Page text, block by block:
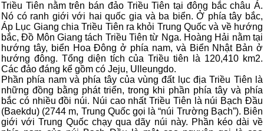
Triều Tiên nằm trên bán đảo Triều Tiên tại đông bắc châu Á.
Nó có ranh giới với hai quốc gia và ba biển. Ở phía tây bắc,
Áp Lục Giang chia Triều Tiên ra khỏi Trung Quốc và về hướng
bắc, Đồ Môn Giang tách Triều Tiên từ Nga. Hoàng Hải nằm tại
hướng tây, biển Hoa Đông ở phía nam, và Biển Nhật Bản ở
hướng đông. Tổng diện tích của Triều tiên là 120,410 km2.
Các đảo đáng kể gồm có Jeju, Ulleungdo.
Phần phía nam và phía tây của vùng đất lục địa Triều Tiên là
những đồng bằng phát triển, trong khi phần phía tây và phía
bắc có nhiều đồi núi. Núi cao nhất Triều Tiên là núi Bạch Đầu
(Baekdu) (2744 m, Trung Quốc gọi là “núi Trường Bạch”). Biên
giới với Trung Quốc chạy qua dãy núi này. Phần kéo dài về